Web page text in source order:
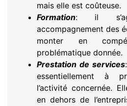
mais elle est coûteuse.
Formation: il
accompagnement des
monter en
problématique donnée.
Prestation de services
essentiellement à
l’activité concernée.
en dehors de